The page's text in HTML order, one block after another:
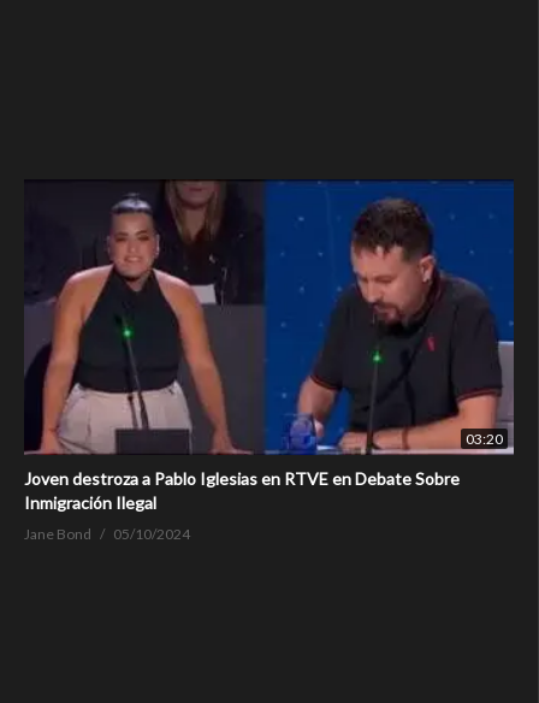
03:20
Joven destroza a Pablo Iglesias en RTVE en Debate Sobre
Inmigración Ilegal
Jane Bond 05/10/2024